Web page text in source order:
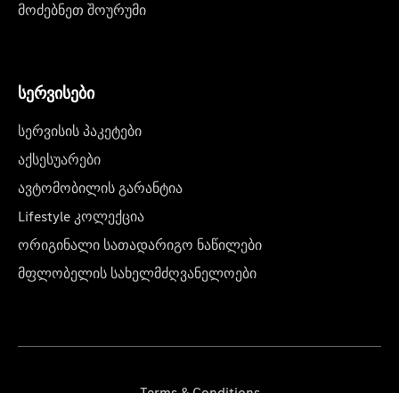
მოძებნეთ შოურუმი
სერვისები
სერვისის პაკეტები
აქსესუარები
ავტომობილის გარანტია
Lifestyle კოლექცია
ორიგინალი სათადარიგო ნაწილები
მფლობელის სახელმძღვანელოები